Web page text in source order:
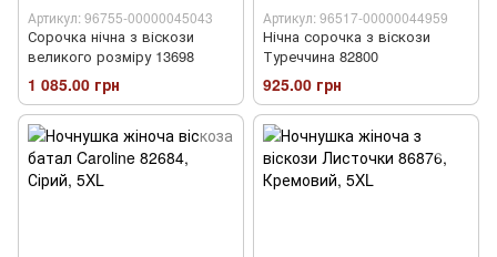
Артикул: 96755-00000045043
Сорочка нічна з віскози
великого розміру 13698
1 085.00 грн
Артикул: 96517-00000044959
Нічна сорочка з віскози
Туреччина 82800
925.00 грн